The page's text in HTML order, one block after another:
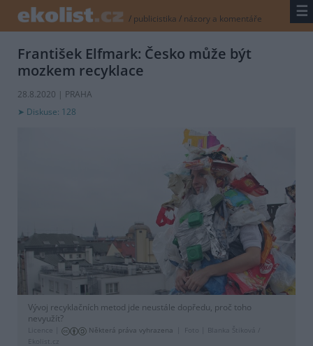
/ publicistika / názory a komentáře ☰
František Elfmark: Česko může být
mozkem recyklace
28.8.2020 | PRAHA
Diskuse: 128
Vývoj recyklačních metod jde neustále dopředu, proč toho
nevyužít?
Licence | Některá práva vyhrazena Foto |
Blanka Štiková /
Ekolist.cz